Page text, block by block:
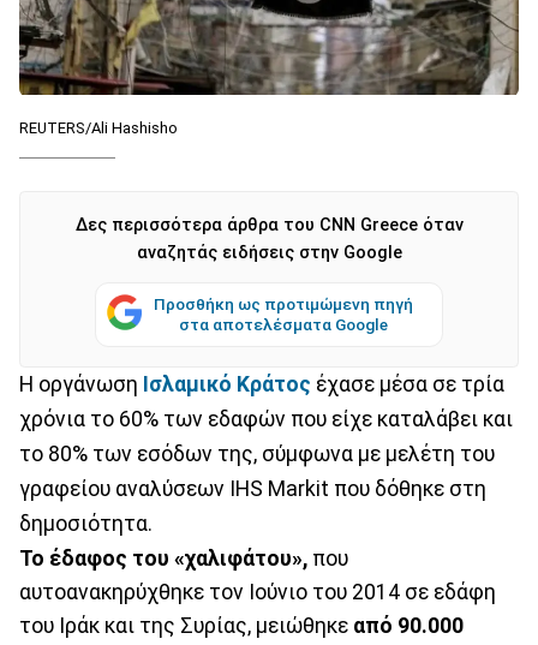
REUTERS/Ali Hashisho
Δες περισσότερα άρθρα του CNN Greece όταν
αναζητάς ειδήσεις στην Google
Προσθήκη ως προτιμώμενη πηγή
στα αποτελέσματα Google
Η οργάνωση Ισλαμικό Κράτος έχασε μέσα σε τρία
χρόνια το 60% των εδαφών που είχε καταλάβει και
το 80% των εσόδων της, σύμφωνα με μελέτη του
γραφείου αναλύσεων IHS Markit που δόθηκε στη
δημοσιότητα.
Το έδαφος του «χαλιφάτου», που
αυτοανακηρύχθηκε τον Ιούνιο του 2014 σε εδάφη
του Ιράκ και της Συρίας, μειώθηκε από 90.000